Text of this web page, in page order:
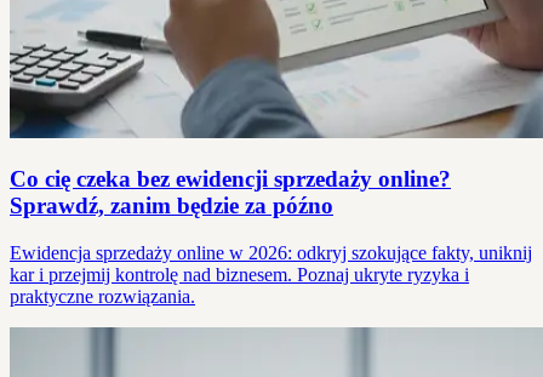
Co cię czeka bez ewidencji sprzedaży online?
Sprawdź, zanim będzie za późno
Ewidencja sprzedaży online w 2026: odkryj szokujące fakty, uniknij
kar i przejmij kontrolę nad biznesem. Poznaj ukryte ryzyka i
praktyczne rozwiązania.